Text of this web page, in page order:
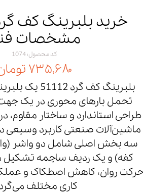
مشخصات
کد محصول: 1074
۷۳۵,۶۸۰ تومان
بلبرینگ کف
تحمل بارهای محوری در یک
طراحی استاندارد و ساختار مقاوم،
ماشین‌آلات صنعتی کاربرد وسیعی
سه بخش اصلی شامل دو واشر
کفه) و یک ردیف ساچمه تشکیل
روان، کاهش اصطکاک و
کاری مختلف